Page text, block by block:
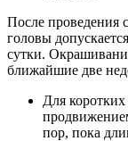
После проведения
головы
сутки.
ближайшие две
Для
пор, пока